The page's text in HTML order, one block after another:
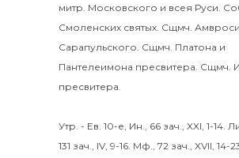
митр. Московского и всея Руси.
Смоленских святых Сщмч.
Сарапульского. Сщмч. Платона и
Пантелеимона пресвитера. Сщмч.
пресвитера.
Утр. - Ев. 10-е, Ин., 66 зач., XXI, 1-14.
131 зач., IV, 9-16. Мф., 72 зач., XVII, 14-